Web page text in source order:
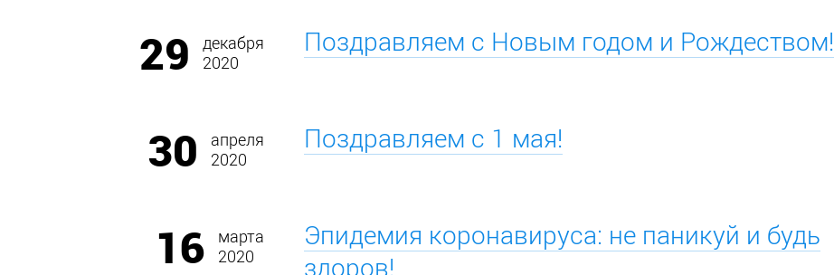
29
декабря
2020
Поздравляем с Новым годом и Рождеством!
30
апреля
2020
Поздравляем с 1 мая!
16
марта
2020
Эпидемия коронавируса: не паникуй и будь
здоров!